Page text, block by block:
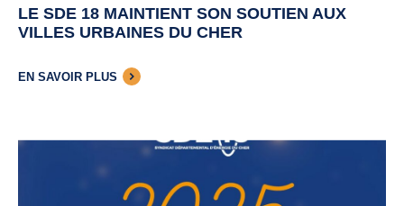
LE SDE 18 MAINTIENT SON SOUTIEN AUX
VILLES URBAINES DU CHER
EN SAVOIR PLUS
ShareThis is disabled. Allow